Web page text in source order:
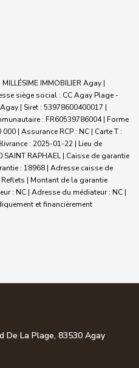
IMMOBILIER Agay |
siège social : CC Agay Plage -
| Siret : 53978600400017 |
: FR60539786004 | Forme
| Assurance RCP : NC | Carte T :
: 2025-01-22 | Lieu de
RAPHAEL | Caisse de garantie
: 18968 | Adresse caisse de
| Montant de la garantie
: NC | Adresse du médiateur : NC |
et financièrement
De La Plage, 83530 Agay